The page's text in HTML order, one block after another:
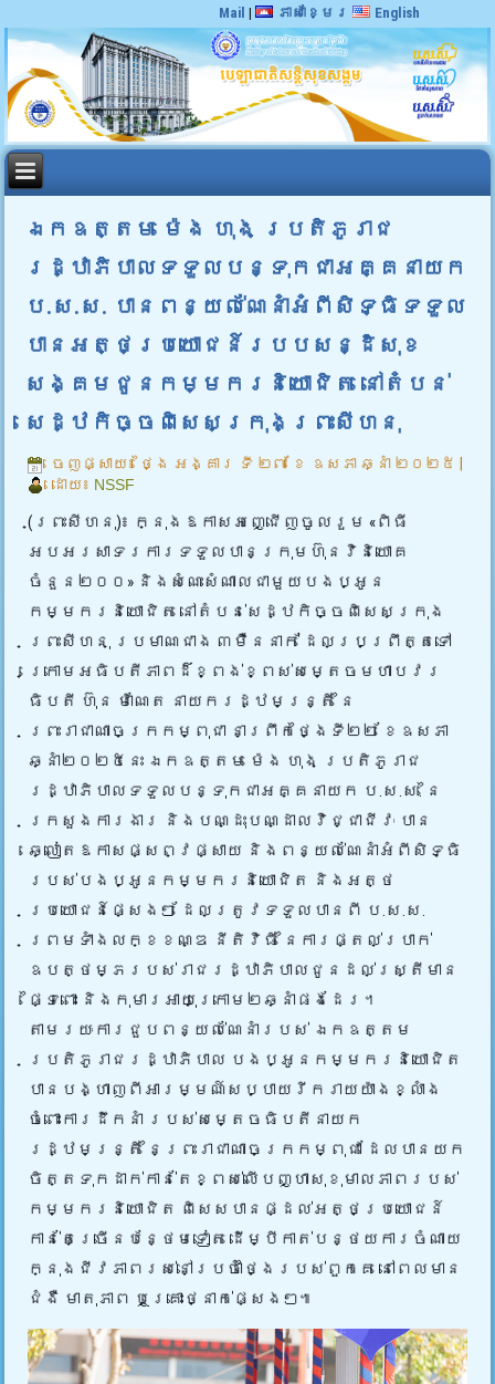
Mail | ភាសាខ្មែរ English
ឯកឧត្តម ម៉េង ហុង ប្រតិភូរាជ
រដ្ឋាភិបាលទទួលបន្ទុកជាអគ្គនាយក
ប.ស.ស. បានពន្យល់ណែនាំអំពីសិទ្ធិទទួល
បានអត្ថប្រយោជន៍របបសន្ដិសុខ
សង្គមជូនកម្មករនិយោជិត នៅតំបន់
សេដ្ឋកិច្ចពិសេសក្រុងព្រះសីហនុ
ចេញផ្សាយ៖ ថ្ងៃ អង្គារ ទី ២៧ ខែ ឧសភា ឆ្នាំ ២០២៥
ដោយ៖ NSSF
(ព្រះសីហនុ)៖ ក្នុងឱកាសអញ្ជើញចូលរួម «ពិធី
អបអរសាទរការទទួលបានក្រុមហ៊ុនវិនិយោគ
ចំនួន២០០» និងសំណេះសំណាលជាមួយបងប្អូន
កម្មករនិយោជិត នៅតំបន់សេដ្ឋកិច្ចពិសេសក្រុង
ព្រះសីហនុ ប្រមាណជាង ៣ម៉ឺននាក់ ដែលប្រព្រឹត្តទៅ
ក្រោម អធិបតីភាពដ៏ខ្ពង់ខ្ពស់សម្តេចមហាបវរ
ធិបតី ហ៊ុន ម៉ាណែត នាយករដ្ឋមន្ត្រី នៃ
ព្រះរាជាណាចក្រកម្ពុជា នាព្រឹកថ្ងៃទី២២ ខែឧសភា
ឆ្នាំ២០២៥នេះ ឯកឧត្តម ម៉េង ហុង ប្រតិភូរាជ
រដ្ឋាភិបាលទទួលបន្ទុកជាអគ្គនាយក ប.ស.ស. នៃ
ក្រសួងការងារ និងបណ្ដុះបណ្ដាលវិជ្ជាជីវៈ បាន
ឆ្លៀតឱកាសផ្សព្វផ្សាយ និងពន្យល់ណែនាំអំពីសិទ្ធិ
របស់បងប្អូនកម្មករនិយោជិត និងអត្ថ
ប្រយោជន៍ផ្សេងៗ ដែលត្រូវទទួលបានពី ប.ស.ស.
ព្រមទាំងលក្ខខណ្ឌ នីតិវិធី នៃការផ្តល់ប្រាក់
ឧបត្ថម្ភរបស់រាជរដ្ឋាភិបាលជូនដល់ស្រ្តីមាន
ផ្ទៃពោះ និងកុមារអាយុក្រោម២ឆ្នាំផងដែរ។
តាមរយៈការជួបពន្យល់ណែនាំរបស់ ឯកឧត្តម
ប្រតិភូរាជរដ្ឋាភិបាល បងប្អូនកម្មករនិយោជិត
បានបង្ហាញពីអារម្មណ៍សប្បាយរីករាយយ៉ាងខ្លាំង
ចំពោះការដឹកនាំ របស់សម្តេចធិបតីនាយក
រដ្ឋមន្រ្តី នៃព្រះរាជាណាចក្រកម្ពុជា ដែលបានយក
ចិត្តទុកដាក់កាន់តែខ្ពស់លើបញ្ហាសុខុមាលភាពរបស់
កម្មករនិយោជិត ពិសេសបានផ្ដល់អត្ថប្រយោជន៍
កាន់តែច្រើនបន្ថែមទៀត ដើម្បីកាត់បន្ថយការចំណាយ
ក្នុងជីវភាពរស់នៅប្រចាំថ្ងៃរបស់ពួកគេ នៅពេលមាន
ជំងឺ មាតុភាព ឬគ្រោះថ្នាក់ផ្សេងៗ៕